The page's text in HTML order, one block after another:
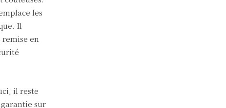
les
Il
en
il reste
sur